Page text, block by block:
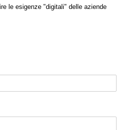
le esigenze "digitali" delle aziende